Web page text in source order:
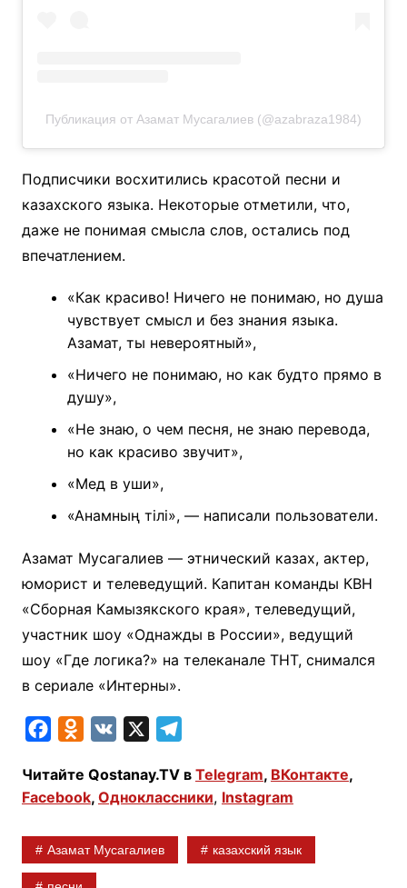
Публикация от Азамат Мусагалиев (@azabraza1984)
Подписчики восхитились красотой песни и
казахского языка. Некоторые отметили, что,
даже не понимая смысла слов, остались под
впечатлением.
«Как красиво! Ничего не понимаю, но душа
чувствует смысл и без знания языка.
Азамат, ты невероятный»,
«Ничего не понимаю, но как будто прямо в
душу»,
«Не знаю, о чем песня, не знаю перевода,
но как красиво звучит»,
«Мед в уши»,
«Анамның тілі», — написали пользователи.
Азамат Мусагалиев — этнический казах, актер,
юморист и телеведущий. Капитан команды КВН
«Сборная Камызякского края», телеведущий,
участник шоу «Однажды в России», ведущий
шоу «Где логика?» на телеканале ТНТ, снимался
в сериале «Интерны».
c
e
o
o
n
o
l
l
e
Читайте Qostanay.TV в Telegram, ВКонтакте,
Facebook, Одноклассники, Instagram
Азамат Мусагалиев казахский язык